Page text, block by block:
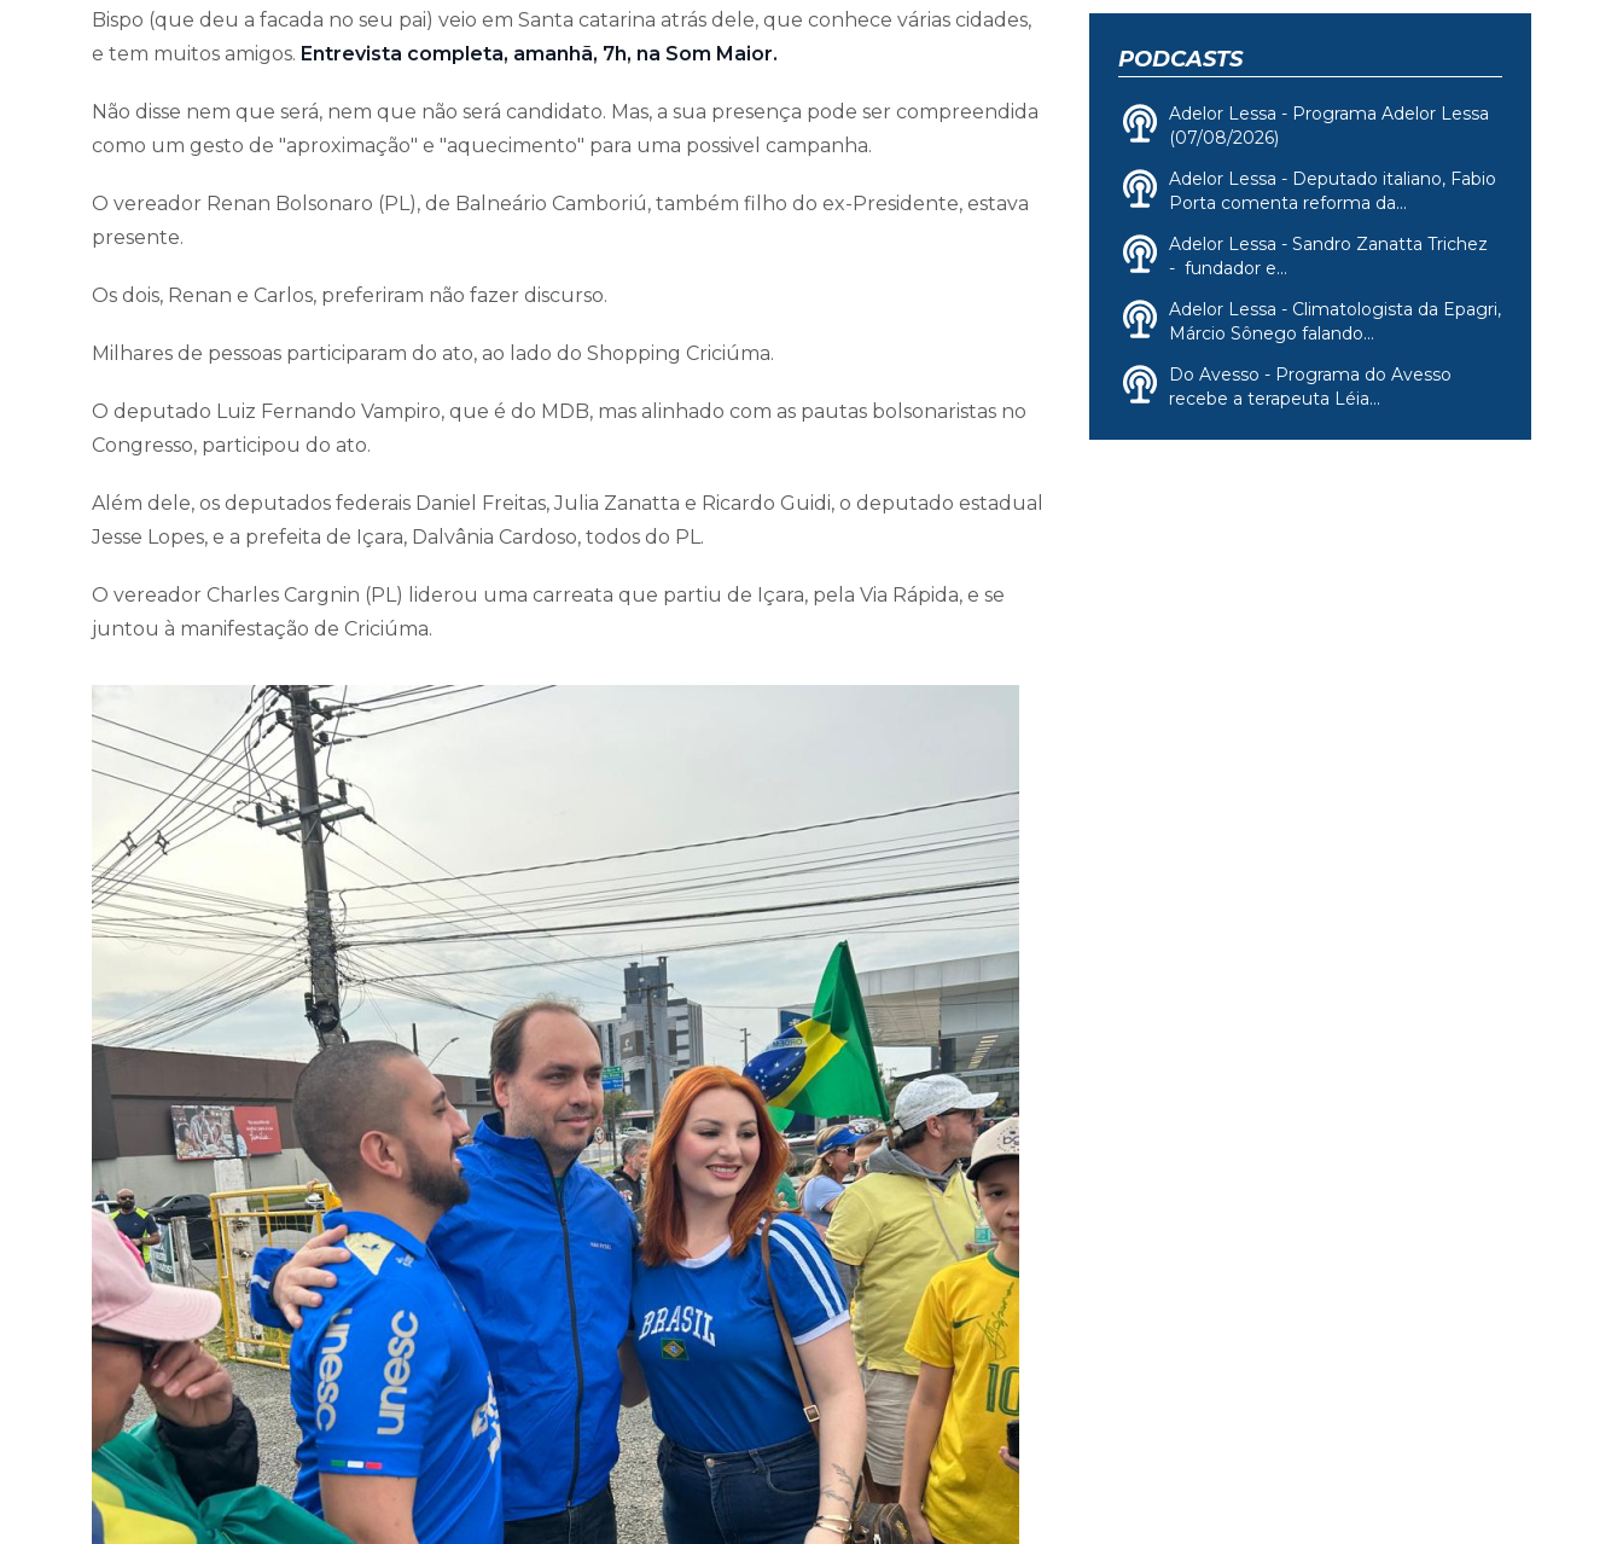
Bispo (que deu a facada no seu pai) veio em Santa catarina atrás dele, que conhece várias cidades,
e tem muitos amigos. Entrevista completa, amanhã, 7h, na Som Maior.
Não disse nem que será, nem que não será candidato. Mas, a sua presença pode ser compreendida
como um gesto de "aproximação" e "aquecimento" para uma possivel campanha.
O vereador Renan Bolsonaro (PL), de Balneário Camboriú, também filho do ex-Presidente, estava
presente.
Os dois, Renan e Carlos, preferiram não fazer discurso.
Milhares de pessoas participaram do ato, ao lado do Shopping Criciúma.
O deputado Luiz Fernando Vampiro, que é do MDB, mas alinhado com as pautas bolsonaristas no
Congresso, participou do ato.
Além dele, os deputados federais Daniel Freitas, Julia Zanatta e Ricardo Guidi, o deputado estadual
Jesse Lopes, e a prefeita de Içara, Dalvânia Cardoso, todos do PL.
O vereador Charles Cargnin (PL) liderou uma carreata que partiu de Içara, pela Via Rápida, e se
juntou à manifestação de Criciúma.
PODCASTS
Adelor Lessa - Programa Adelor Lessa
(07/08/2026)
Adelor Lessa - Deputado italiano, Fabio
Porta comenta reforma da...
Adelor Lessa - Sandro Zanatta Trichez
- fundador e...
Adelor Lessa - Climatologista da Epagri,
Márcio Sônego falando...
Do Avesso - Programa do Avesso
recebe a terapeuta Léia...